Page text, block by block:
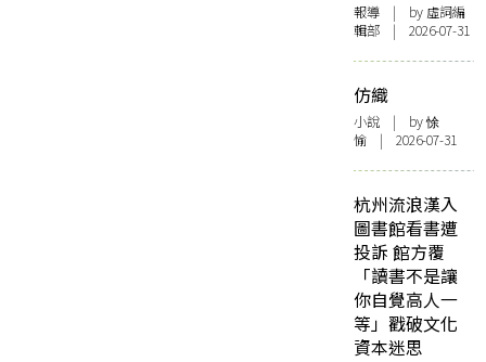
報導 | by 虛詞編
輯部 | 2026-07-31
仿織
小說 | by 悇
愉 | 2026-07-31
杭州流浪漢入
圖書館看書遭
投訴 館方覆
「讀書不是讓
你自覺高人一
等」戳破文化
資本迷思